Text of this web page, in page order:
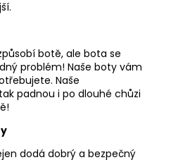
botě, ale bota se
problém! Naše boty vám
Naše
padnou i po dlouhé chůzi
dodá dobrý a bezpečný